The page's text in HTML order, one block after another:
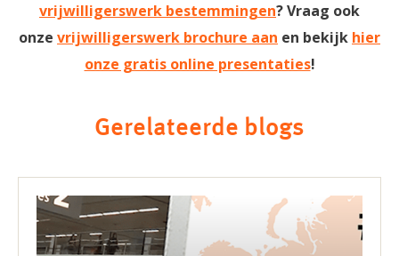
vrijwilligerswerk bestemmingen? Vraag ook
onze vrijwilligerswerk brochure aan en bekijk hier
onze gratis online presentaties!
Gerelateerde blogs